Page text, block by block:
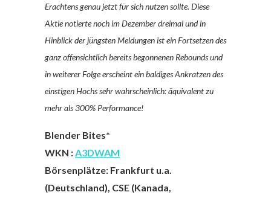
Erachtens genau jetzt für sich nutzen sollte. Diese
Aktie notierte noch im Dezember dreimal und in
Hinblick der jüngsten Meldungen ist ein Fortsetzen des
ganz offensichtlich bereits begonnenen Rebounds und
in weiterer Folge erscheint ein baldiges Ankratzen des
einstigen Hochs sehr wahrscheinlich: äquivalent zu
mehr als 300% Performance!
Blender Bites*
WKN :A3DWAM
Börsenplätze: Frankfurt u.a.
(Deutschland), CSE (Kanada,